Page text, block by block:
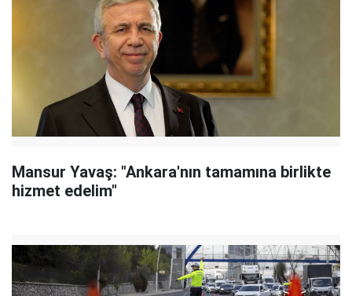
Mansur Yavaş: "Ankara'nın tamamına birlikte
hizmet edelim"